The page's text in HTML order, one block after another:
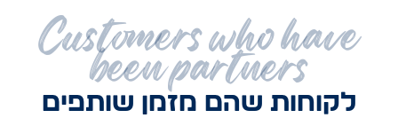
Customers who have
been partners
לקוחות שהם מזמן שותפים